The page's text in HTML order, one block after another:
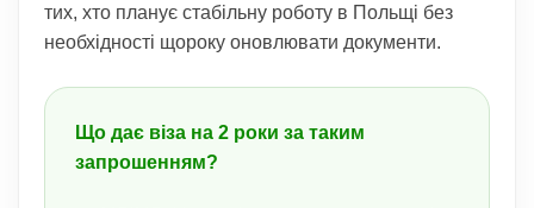
тих, хто планує стабільну роботу в Польщі без
необхідності щороку оновлювати документи.
Що дає віза на 2 роки за таким
запрошенням?